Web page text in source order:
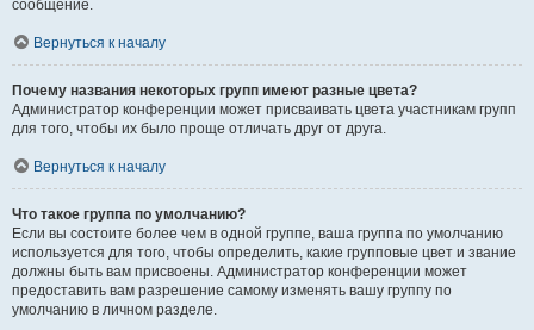
сообщение.
Вернуться к началу
Почему названия некоторых групп имеют разные цвета?
Администратор конференции может присваивать цвета участникам групп
для того, чтобы их было проще отличать друг от друга.
Вернуться к началу
Что такое группа по умолчанию?
Если вы состоите более чем в одной группе, ваша группа по умолчанию
используется для того, чтобы определить, какие групповые цвет и звание
должны быть вам присвоены. Администратор конференции может
предоставить вам разрешение самому изменять вашу группу по
умолчанию в личном разделе.